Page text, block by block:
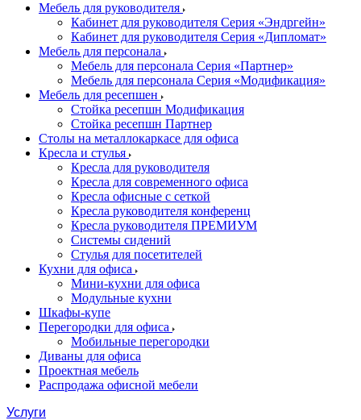
Мебель для руководителя
Кабинет для руководителя Серия «Эндргейн»
Кабинет для руководителя Серия «Дипломат»
Мебель для персонала
Мебель для персонала Серия «Партнер»
Мебель для персонала Серия «Модификация»
Мебель для ресепшен
Стойка ресепшн Модификация
Стойка ресепшн Партнер
Столы на металлокаркасе для офиса
Кресла и стулья
Кресла для руководителя
Кресла для современного офиса
Кресла офисные с сеткой
Кресла руководителя конференц
Кресла руководителя ПРЕМИУМ
Системы сидений
Стулья для посетителей
Кухни для офиса
Мини-кухни для офиса
Модульные кухни
Шкафы-купе
Перегородки для офиса
Мобильные перегородки
Диваны для офиса
Проектная мебель
Распродажа офисной мебели
Услуги